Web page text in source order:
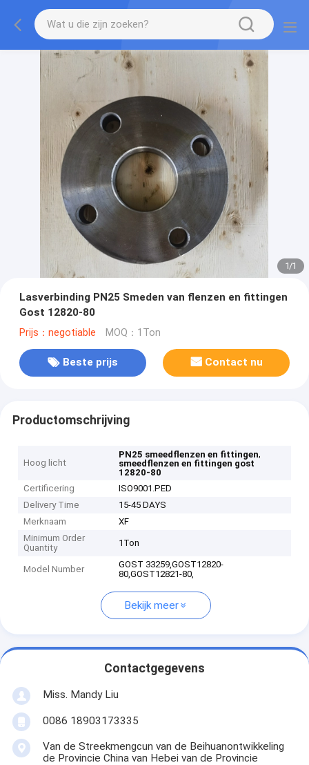
1/1
Lasverbinding PN25 Smeden van flenzen en fittingen
Gost 12820-80
Prijs：negotiable MOQ：1Ton
Beste prijs Contact nu
Productomschrijving
Hoog licht
PN25 smeedflenzen en fittingen,
smeedflenzen en fittingen gost
12820-80
Certificering
ISO9001.PED
Delivery Time
15-45 DAYS
Merknaam
XF
Minimum Order
Quantity
1Ton
Model Number
GOST 33259,GOST12820-
80,GOST12821-80,
Bekijk meer
Contactgegevens
Miss. Mandy Liu
0086 18903173335
Van de Streekmengcun van de Beihuanontwikkeling
de Provincie China van Hebei van de Provincie